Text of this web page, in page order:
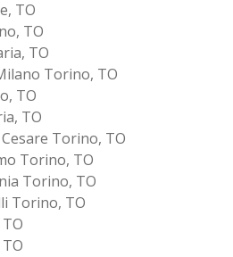
TO
TO
TO
Torino, TO
TO
TO
Torino, TO
Torino, TO
Torino, TO
Torino, TO